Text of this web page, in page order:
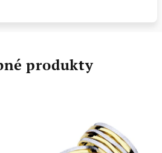
produkty